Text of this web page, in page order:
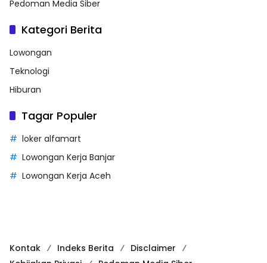
Pedoman Media Siber
Kategori Berita
Lowongan
Teknologi
Hiburan
Tagar Populer
loker alfamart
Lowongan Kerja Banjar
Lowongan Kerja Aceh
Kontak Indeks Berita
Disclaimer